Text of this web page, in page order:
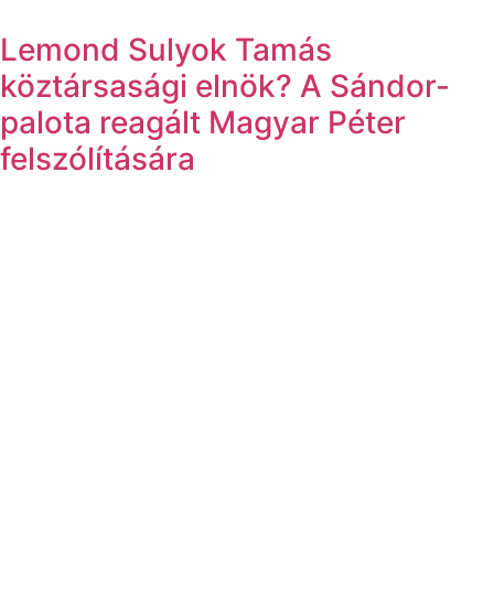
Lemond Sulyok Tamás
köztársasági elnök? A Sándor-
palota reagált Magyar Péter
felszólítására